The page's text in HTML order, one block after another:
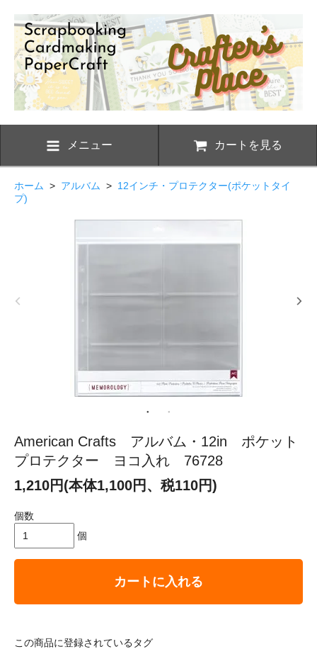
メニュー カートを見る
ホーム > アルバム > 12インチ・プロテクター(ポケットタイ
プ)
American Crafts アルバム・12in ポケット
プロテクター ヨコ入れ 76728
1,210円(本体1,100円、税110円)
個数
個
カートに入れる
この商品に登録されているタグ